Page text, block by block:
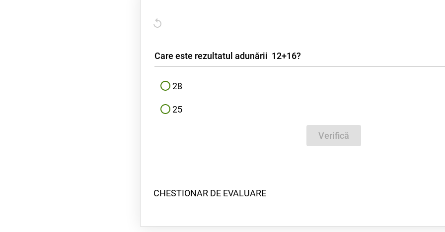
Care este rezultatul adunării 12+16?
28
25
Verifică
CHESTIONAR DE EVALUARE